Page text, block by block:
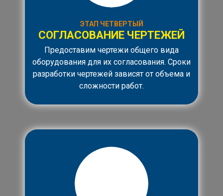
ЭТАП ЧЕТВЕРТЫЙ
СОГЛАСОВАНИЕ ЧЕРТЕЖЕЙ
Предоставим чертежи общего вида
оборудования для их согласования. Сроки
разработки чертежей зависят от объема и
сложности работ.